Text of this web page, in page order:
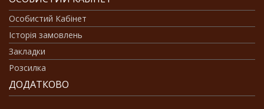
Особистий Кабінет
Історія замовлень
Закладки
Розсилка
ДОДАТКОВО